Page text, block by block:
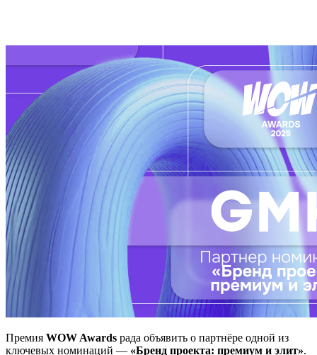
Премия WOW Awards рада объявить о партнёре одной из
ключевых номинаций — «Бренд проекта: премиум и элит».